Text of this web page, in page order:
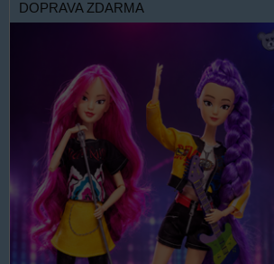
DOPRAVA ZDARMA